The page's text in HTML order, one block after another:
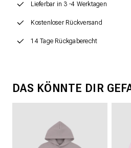
Lieferbar in 3 -4 Werktagen
Kostenloser Rückversand
14 Tage Rückgaberecht
DAS KÖNNTE DIR